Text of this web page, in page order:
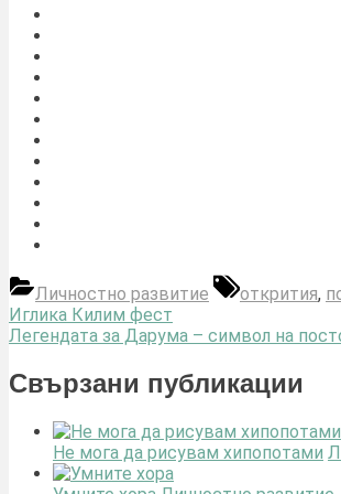
Личностно развитие
Tags:
открития,
Навигация
Previous
Post:
Иглика Килим фест
Next
Легендата за Дарума – символ на
Свързани публикации
Не мога да рисувам хипопотами